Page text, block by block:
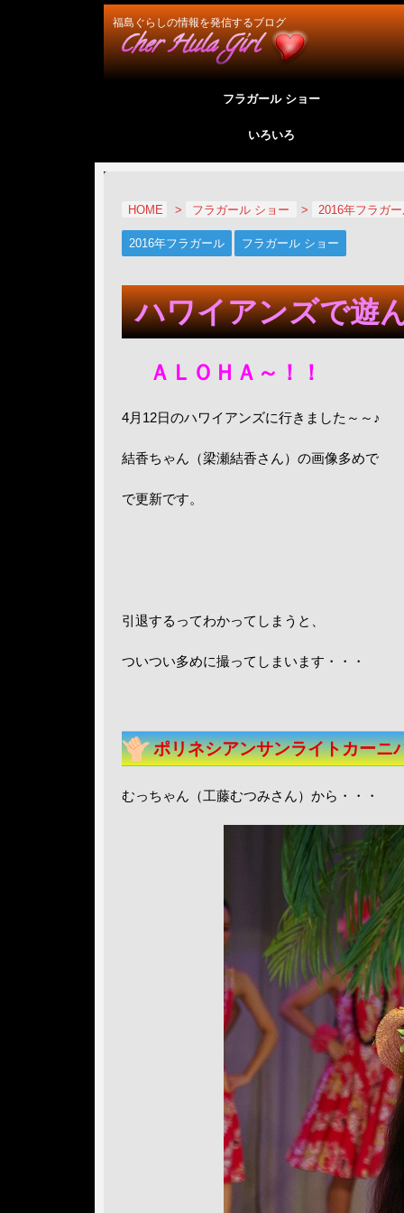
福島ぐらしの情報を発信するブログ
フラガール ショー
いろいろ
HOME > フラガール ショー > 2016年フラガ
2016年フラガール フラガール ショー
ハワイアンズで遊
ＡＬＯＨＡ～！！
4月12日のハワイアンズに行きました～～♪
結香ちゃん（梁瀬結香さん）の画像多めで
で更新です。
引退するってわかってしまうと、
ついつい多めに撮ってしまいます・・・
ポリネシアンサンライトカーニ
むっちゃん（工藤むつみさん）から・・・